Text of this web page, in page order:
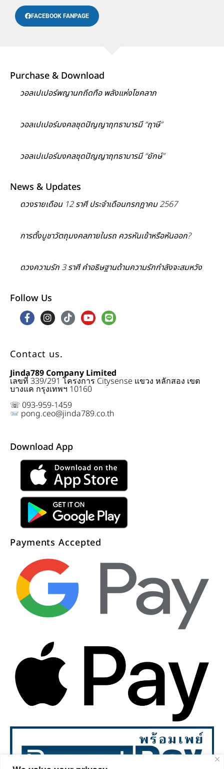
FACEBOOK FANPAGE
Purchase & Download
วอลเปเปอร์พญานกถึดทือ พลังแห่งโชคลาภ
วอลเปเปอร์มงคลชุดปัญญาฤทธาบารมี “ฤาษี”
วอลเปเปอร์มงคลชุดปัญญาฤทธาบารมี “ยักษ์”
News & Updates
ดวงรายเดือน 12 ราศี ประจำเดือนกรกฎาคม 2567
การตั้งบูชาวัตถุมงคลภายในรถ ควรหันเข้าหรือหันออก?
ดวงความรัก 3 ราศี คำอธิษฐานด้านความรักกำลังจะสมหวัง
Follow Us
Contact us.
Jinda789 Company Limited
เลขที่ 339/291 โครงการ Citysense แขวง หลักสอง เขต
บางแค กรุงเทพฯ 10160
☏ 093-959-1459
pong.ceo@jinda789.co.th
Download App
Payments Accepted